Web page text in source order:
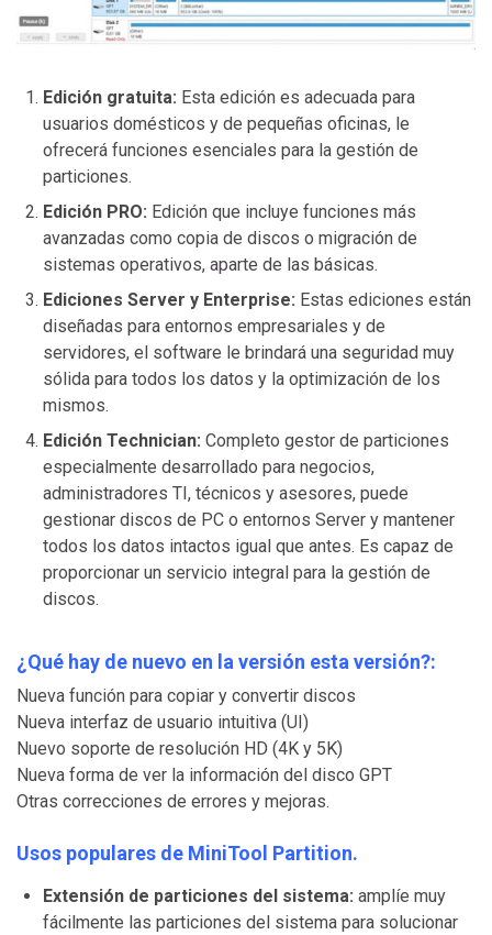
Edición gratuita: Esta edición es adecuada para
usuarios domésticos y de pequeñas oficinas, le
ofrecerá funciones esenciales para la gestión de
particiones.
Edición PRO: Edición que incluye funciones más
avanzadas como copia de discos o migración de
sistemas operativos, aparte de las básicas.
Ediciones Server y Enterprise: Estas ediciones están
diseñadas para entornos empresariales y de
servidores, el software le brindará una seguridad muy
sólida para todos los datos y la optimización de los
mismos.
Edición Technician: Completo gestor de particiones
especialmente desarrollado para negocios,
administradores TI, técnicos y asesores, puede
gestionar discos de PC o entornos Server y mantener
todos los datos intactos igual que antes. Es capaz de
proporcionar un servicio integral para la gestión de
discos.
¿Qué hay de nuevo en la versión esta versión?:
Nueva función para copiar y convertir discos
Nueva interfaz de usuario intuitiva (UI)
Nuevo soporte de resolución HD (4K y 5K)
Nueva forma de ver la información del disco GPT
Otras correcciones de errores y mejoras.
Usos populares de MiniTool Partition.
Extensión de particiones del sistema: amplíe muy
fácilmente las particiones del sistema para solucionar